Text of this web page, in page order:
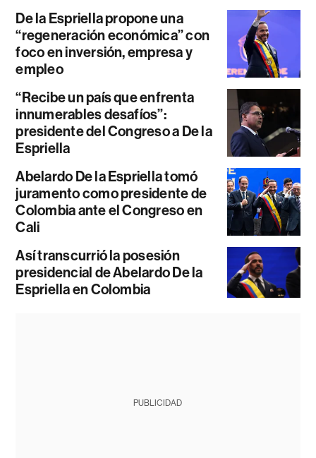
De la Espriella propone una
“regeneración económica” con
foco en inversión, empresa y
empleo
“Recibe un país que enfrenta
innumerables desafíos”:
presidente del Congreso a De la
Espriella
Abelardo De la Espriella tomó
juramento como presidente de
Colombia ante el Congreso en
Cali
Así transcurrió la posesión
presidencial de Abelardo De la
Espriella en Colombia
PUBLICIDAD